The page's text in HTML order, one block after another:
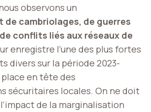
observons un
de cambriolages, de guerres
conflits liés aux réseaux de
enregistre l’une des plus fortes
divers sur la période 2023-
place en tête des
sécuritaires locales. On ne doit
de la marginalisation